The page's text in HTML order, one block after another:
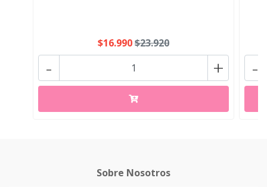
$16.990$23.920
+
- -
Sobre Nosotros